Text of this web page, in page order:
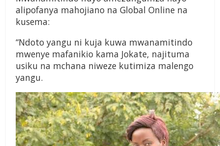
alipofanya mahojiano na Global Online na
kusema:
“Ndoto yangu ni kuja kuwa mwanamitindo
mwenye mafanikio kama Jokate, najituma
usiku na mchana niweze kutimiza malengo
yangu.